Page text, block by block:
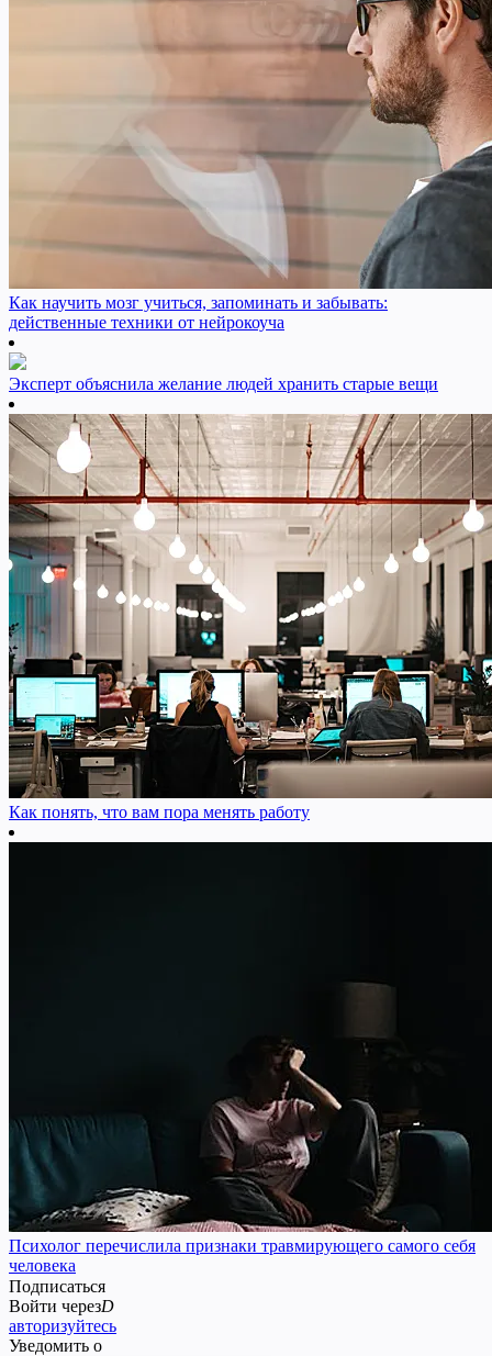
Как научить мозг учиться, запоминать и забывать:
действенные техники от нейрокоуча
Эксперт объяснила желание людей хранить старые вещи
Как понять, что вам пора менять работу
Психолог перечислила признаки травмирующего самого себя
человека
Подписаться
Войти черезD
авторизуйтесь
Уведомить о